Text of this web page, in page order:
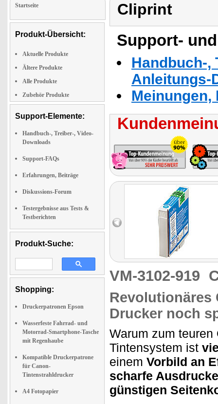
Startseite
Produkt-Übersicht:
Aktuelle Produkte
Ältere Produkte
Alle Produkte
Zubehör Produkte
Support-Elemente:
Handbuch-, Treiber-, Video-
Downloads
Support-FAQs
Erfahrungen, Beiträge
Diskussions-Forum
Testergebnisse aus Tests &
Testberichten
Produkt-Suche:
Shopping:
Druckerpatronen Epson
Wasserfeste Fahrrad- und
Motorrad-Smartphone-Tasche
mit Regenhaube
Kompatible Druckerpatrone
für Canon-
Tintenstrahldrucker
A4 Fotopapier
Cliprint
Support-
Handbuch-,
Anleitungs-
VM-3102-919
Revolutionäres
Drucker noch
Warum zum
Tintensystem ist
einem Vorbild an
scharfe Ausdrucke
günstigen